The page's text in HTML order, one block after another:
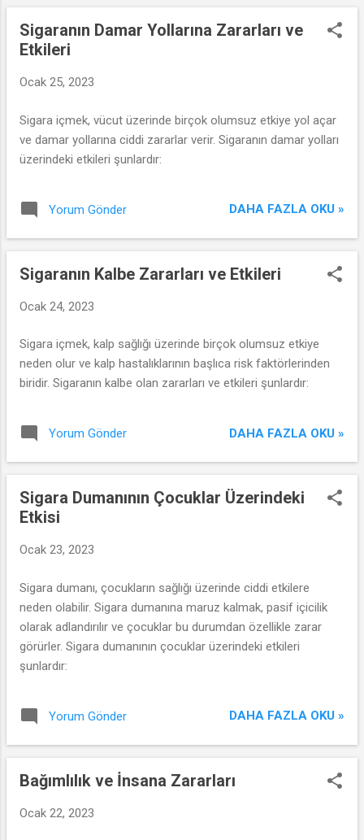
Sigaranın Damar Yollarına Zararları ve
Etkileri
Ocak 25, 2023
Sigara içmek, vücut üzerinde birçok olumsuz etkiye yol açar
ve damar yollarına ciddi zararlar verir. Sigaranın damar yolları
üzerindeki etkileri şunlardır:
Yorum Gönder DAHA FAZLA OKU »
Sigaranın Kalbe Zararları ve Etkileri
Ocak 24, 2023
Sigara içmek, kalp sağlığı üzerinde birçok olumsuz etkiye
neden olur ve kalp hastalıklarının başlıca risk faktörlerinden
biridir. Sigaranın kalbe olan zararları ve etkileri şunlardır:
Yorum Gönder DAHA FAZLA OKU »
Sigara Dumanının Çocuklar Üzerindeki
Etkisi
Ocak 23, 2023
Sigara dumanı, çocukların sağlığı üzerinde ciddi etkilere
neden olabilir. Sigara dumanına maruz kalmak, pasif içicilik
olarak adlandırılır ve çocuklar bu durumdan özellikle zarar
görürler. Sigara dumanının çocuklar üzerindeki etkileri
şunlardır:
Yorum Gönder DAHA FAZLA OKU »
Bağımlılık ve İnsana Zararları
Ocak 22, 2023